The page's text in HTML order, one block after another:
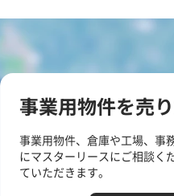
事業用物件を売
事業用物件、倉庫や工場、事
にマスターリースにご相談く
ていただきます。